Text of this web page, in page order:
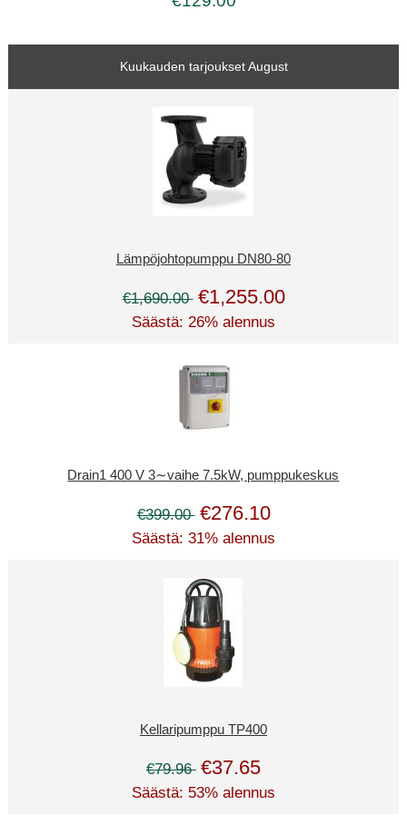
Kuukauden tarjoukset August
Lämpöjohtopumppu DN80-80
€1,690.00 €1,255.00
Säästä: 26% alennus
Drain1 400 V 3∼vaihe 7.5kW, pumppukeskus
€399.00 €276.10
Säästä: 31% alennus
Kellaripumppu TP400
€79.96 €37.65
Säästä: 53% alennus